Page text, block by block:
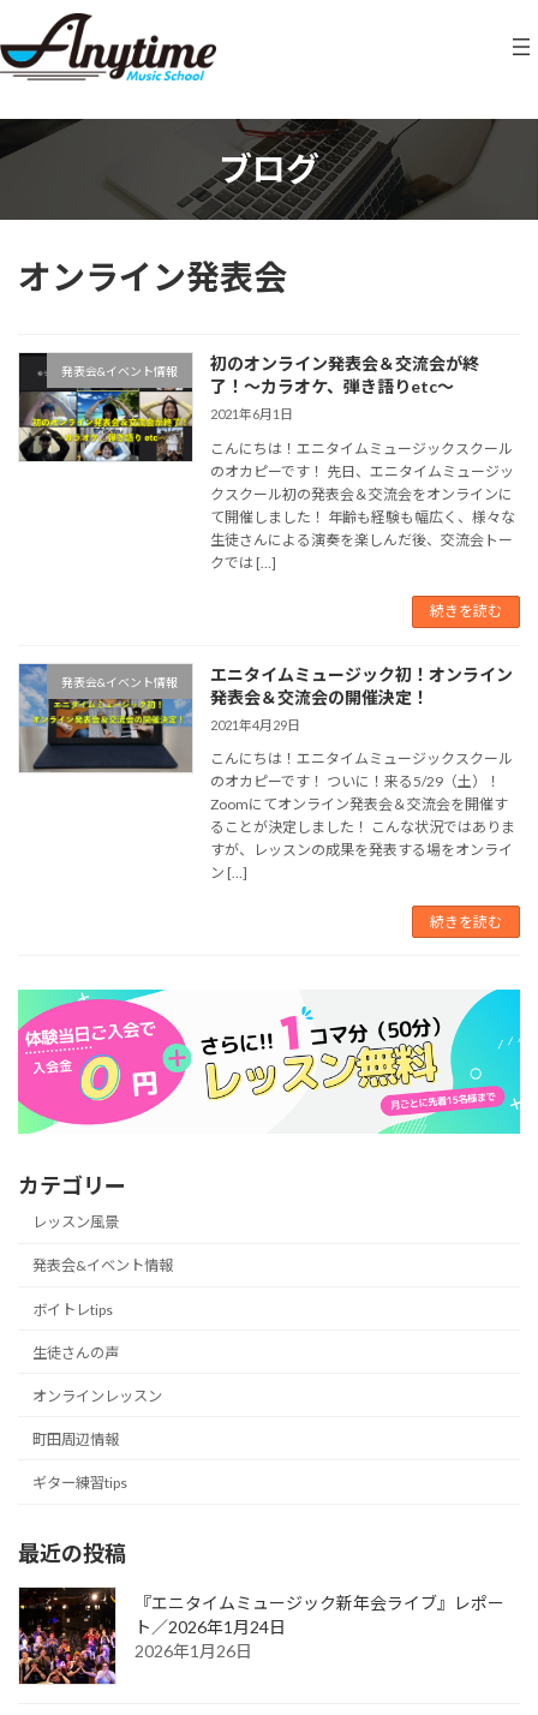
テ
ン
ス
ゲ
ー
ン
ブログ
オンライン発表会
発表会&イベント情報
初のオンライン発表会＆交流会が終
了！〜カラオケ、弾き語りetc〜
2021年6月1日
こんにちは！エニタイムミュージックスクール
のオカピーです！ 先日、エニタイムミュージッ
クスクール初の発表会＆交流会をオンラインに
て開催しました！ 年齢も経験も幅広く、様々な
生徒さんによる演奏を楽しんだ後、交流会トー
クでは […]
続きを読む
発表会&イベント情報
エニタイムミュージック初！オンライン
発表会＆交流会の開催決定！
2021年4月29日
こんにちは！エニタイムミュージックスクール
のオカピーです！ ついに！来る5/29（土）！
Zoomにてオンライン発表会＆交流会を開催す
ることが決定しました！ こんな状況ではありま
すが、レッスンの成果を発表する場をオンライ
ン […]
続きを読む
カテゴリー
レッスン風景
発表会&イベント情報
ボイトレtips
生徒さんの声
オンラインレッスン
町田周辺情報
ギター練習tips
最近の投稿
『エニタイムミュージック新年会ライブ』レポー
ト／2026年1月24日
2026年1月26日